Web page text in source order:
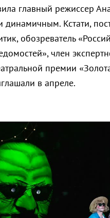
главный режиссер
Кстати,
обозреватель
член
премии
в апреле.